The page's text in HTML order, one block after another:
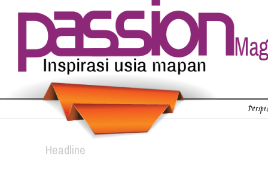
Headline